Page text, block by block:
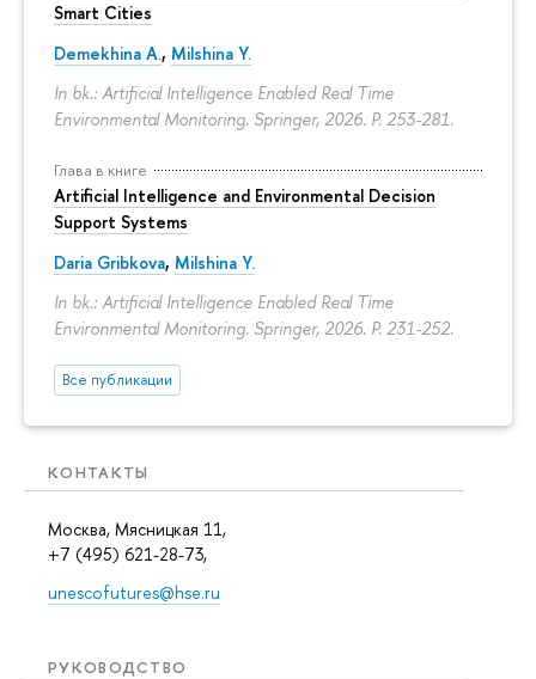
Smart Cities
Demekhina A., Milshina Y.
In bk.: Artificial Intelligence Enabled Real Time
Environmental Monitoring. Springer, 2026. P. 253-281.
Глава в книге
Artificial Intelligence and Environmental Decision
Support Systems
Daria Gribkova, Milshina Y.
In bk.: Artificial Intelligence Enabled Real Time
Environmental Monitoring. Springer, 2026. P. 231-252.
Все публикации
КОНТАКТЫ
Москва, Мясницкая 11,
+7 (495) 621-28-73,
unescofutures@hse.ru
РУКОВОДСТВО